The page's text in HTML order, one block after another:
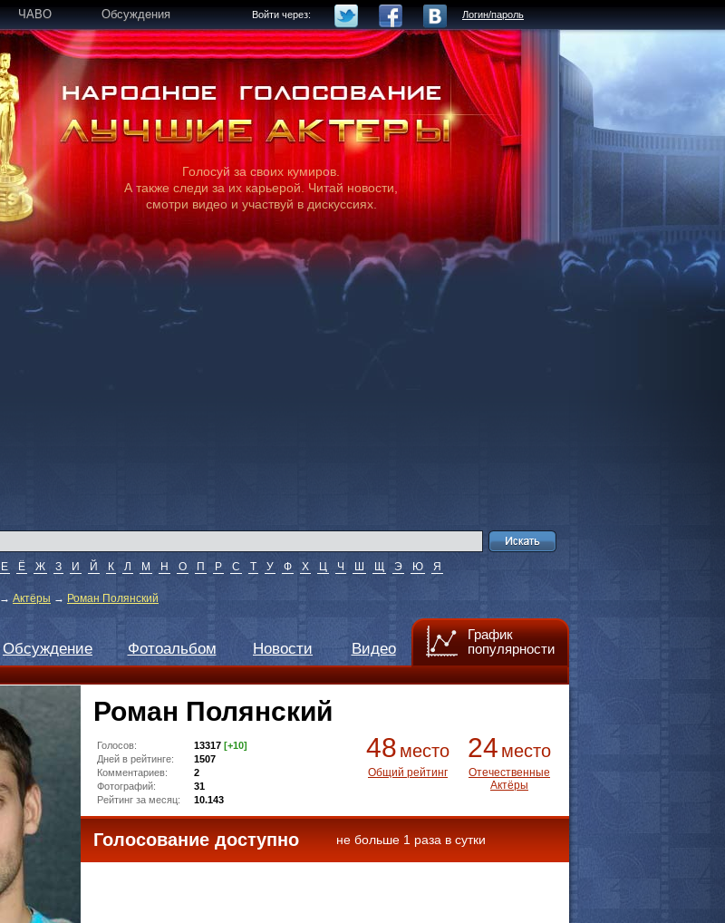
ЧАВО Обсуждения Войти через: Логин/пароль
Голосуй за своих кумиров.
А также следи за их карьерой. Читай новости,
смотри видео и участвуй в дискуссиях.
Е Ё Ж З И Й К Л М Н О П Р С Т У Ф Х Ц Ч Ш Щ Э Ю Я
→ Актёры → Роман Полянский
Обсуждение Фотоальбом Новости Видео
График
популярности
Роман Полянский
48 место
Общий рейтинг
24 место
Отечественные
Актёры
Голосов: 13317 [+10]
Дней в рейтинге:
1507
Комментариев:
2
Фотографий:
31
Рейтинг за месяц:
10.143
Голосование доступно не больше 1 раза в сутки